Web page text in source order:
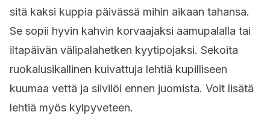
sitä kaksi kuppia päivässä mihin aikaan tahansa.
Se sopii hyvin kahvin korvaajaksi aamupalalla tai
iltapäivän välipalahetken kyytipojaksi. Sekoita
ruokalusikallinen kuivattuja lehtiä kupilliseen
kuumaa vettä ja siivilöi ennen juomista. Voit lisätä
lehtiä myös kylpyveteen.